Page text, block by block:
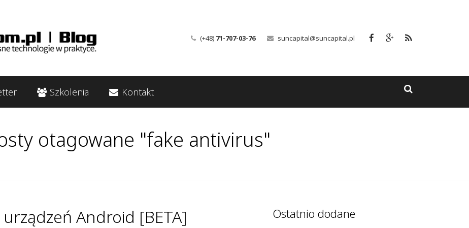
(+48) 71-707-03-76 suncapital@suncapital.pl
Szkolenia Kontakt
otagowane "fake antivirus"
Android [BETA] Ostatnio dodane